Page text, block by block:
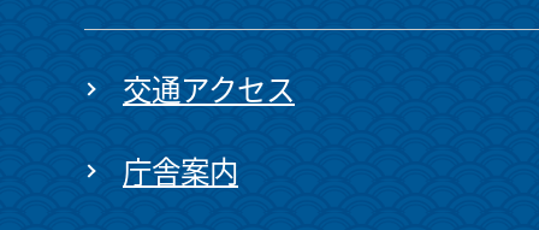
交通アクセス
庁舎案内